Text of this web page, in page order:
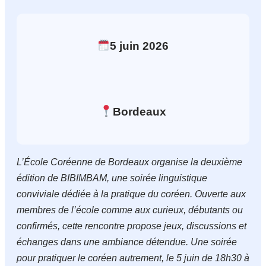
5 juin 2026
Bordeaux
L’École Coréenne de Bordeaux organise la deuxième
édition de BIBIMBAM, une soirée linguistique
conviviale dédiée à la pratique du coréen. Ouverte aux
membres de l’école comme aux curieux, débutants ou
confirmés, cette rencontre propose jeux, discussions et
échanges dans une ambiance détendue. Une soirée
pour pratiquer le coréen autrement, le 5 juin de 18h30 à